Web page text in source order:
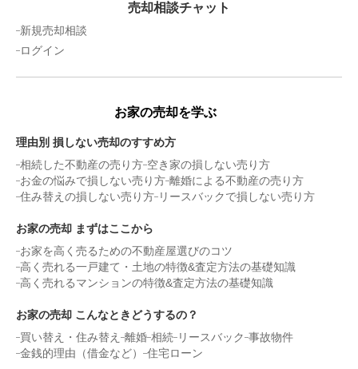
売却相談チャット
新規売却相談
ログイン
お家の売却を学ぶ
理由別 損しない売却のすすめ方
相続した不動産の売り方 空き家の損しない売り方
お金の悩みで損しない売り方 離婚による不動産の売り方
住み替えの損しない売り方 リースバックで損しない売り方
お家の売却 まずはここから
お家を高く売るための不動産屋選びのコツ
高く売れる一戸建て・土地の特徴&査定方法の基礎知識
高く売れるマンションの特徴&査定方法の基礎知識
お家の売却 こんなときどうするの？
買い替え・住み替え
離婚 相続 リースバック 事故物件
金銭的理由（借金など）
住宅ローン